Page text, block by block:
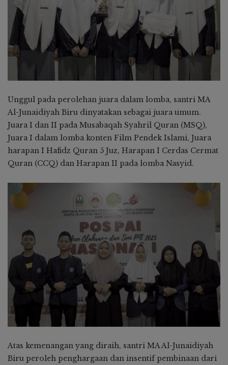
Unggul pada perolehan juara dalam lomba, santri MA
Al-Junaidiyah Biru dinyatakan sebagai juara umum.
Juara I dan II pada Musabaqah Syahril Quran (MSQ),
Juara I dalam lomba konten Film Pendek Islami, Juara
harapan I Hafidz Quran 5 Juz, Harapan I Cerdas Cermat
Quran (CCQ) dan Harapan II pada lomba Nasyid.
Atas kemenangan yang diraih, santri MA Al-Junaidiyah
Biru peroleh penghargaan dan insentif pembinaan dari